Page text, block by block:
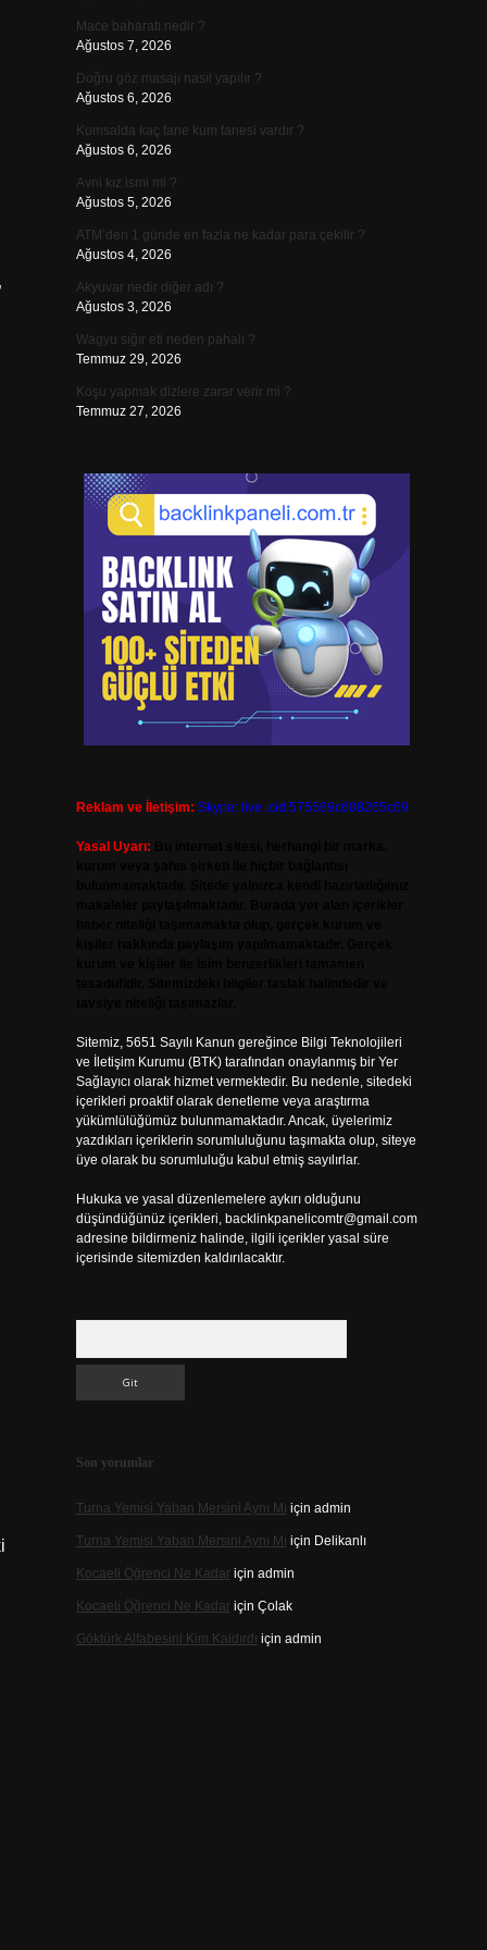
Mace baharatı nedir ?
Ağustos 7, 2026
Doğru göz masajı nasıl yapılır ?
Ağustos 6, 2026
Kumsalda kaç tane kum tanesi vardır ?
Ağustos 6, 2026
Avni kız ismi mi ?
Ağustos 5, 2026
ATM’den 1 günde en fazla ne kadar para çekilir ?
Ağustos 4, 2026
Akyuvar nedir diğer adı ?
Ağustos 3, 2026
Wagyu sığır eti neden pahalı ?
Temmuz 29, 2026
Koşu yapmak dizlere zarar verir mi ?
Temmuz 27, 2026
Reklam ve İletişim: Skype: live:.cid.575569c608265c69
Yasal Uyarı:
Sitemiz, 5651 Sayılı Kanun gereğince Bilgi Teknolojileri
ve İletişim Kurumu (BTK) tarafından onaylanmış bir Yer
Sağlayıcı olarak hizmet vermektedir. Bu nedenle, sitedeki
içerikleri proaktif olarak denetleme veya araştırma
yükümlülüğümüz bulunmamaktadır. Ancak, üyelerimiz
yazdıkları içeriklerin sorumluluğunu taşımakta olup, siteye
üye olarak bu sorumluluğu kabul etmiş sayılırlar.
Hukuka ve yasal düzenlemelere aykırı olduğunu
düşündüğünüz içerikleri, backlinkpanelicomtr@gmail.com
adresine bildirmeniz halinde, ilgili içerikler yasal süre
içerisinde sitemizden kaldırılacaktır.
Son yorumlar
Turna Yemisi Yaban Mersini Aynı Mı için admin
Turna Yemisi Yaban Mersini Aynı Mı için Delikanlı
Kocaeli Öğrenci Ne Kadariçin admin
Kocaeli Öğrenci Ne Kadariçin Çolak
Göktürk Alfabesini Kim Kaldırdı için admin